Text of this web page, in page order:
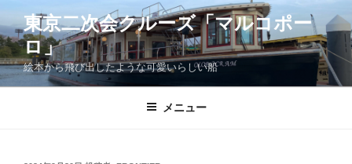
ン
テ
ン
ツ
東京二次会クルーズ「マルコポー
ロ」
絵本から飛び出したような可愛いらしい船
メニュー